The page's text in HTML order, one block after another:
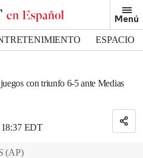
Menú
ESPACIO
con triunfo 6-5 ante Medias
EDT
(AP)